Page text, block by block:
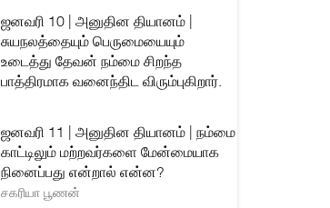
ஜனவரி 10 | அனுதின தியானம் |
சுயநலத்தையும் பெருமையையும்
உடைத்து தேவன் நம்மை சிறந்த
பாத்திரமாக வனைந்திட விரும்புகிறார்.
ஜனவரி 11 | அனுதின தியானம் | நம்மை
காட்டிலும் மற்றவர்களை மேன்மையாக
நினைப்பது என்றால் என்ன?
சகரியா பூணன்